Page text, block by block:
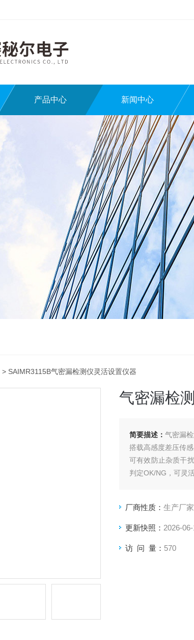
产品中心 新闻中心
> SAIMR3115B气密漏检测仪灵活设置仪器
气密漏检
简要描述： 气密漏
搭载高感度差压传
可有效防止杂质干
判定OK/NG，可灵
厂商性质： 生产厂家
更新快照： 2026-
访 问 量： 570